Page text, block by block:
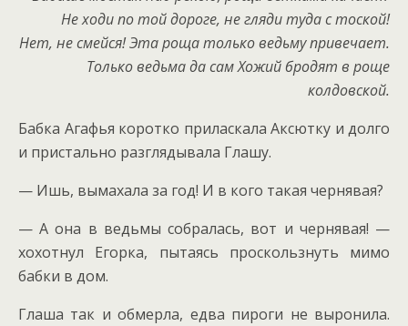
Не ходи по той дороге, не гляди туда с тоской!
Нет, не смейся! Эта роща только ведьму привечает.
Только ведьма да сам Хожий бродят в роще
колдовской.
Бабка Агафья коротко приласкала Аксютку и долго
и пристально разглядывала Глашу.
— Ишь, вымахала за год! И в кого такая чернявая?
— А она в ведьмы собралась, вот и чернявая! —
хохотнул Егорка, пытаясь проскользнуть мимо
бабки в дом.
Глаша так и обмерла, едва пироги не выронила.